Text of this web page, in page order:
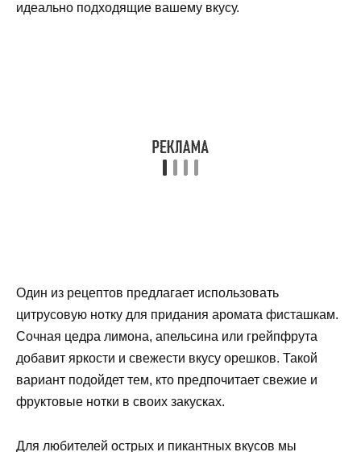
идеально подходящие вашему вкусу.
Один из рецептов предлагает использовать
цитрусовую нотку для придания аромата фисташкам.
Сочная цедра лимона, апельсина или грейпфрута
добавит яркости и свежести вкусу орешков. Такой
вариант подойдет тем, кто предпочитает свежие и
фруктовые нотки в своих закусках.
Для любителей острых и пикантных вкусов мы